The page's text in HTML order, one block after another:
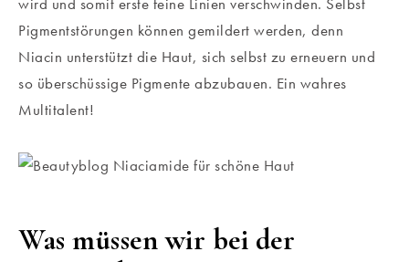
Pigmentstörungen können gemildert werden, denn
Niacin unterstützt die Haut, sich selbst zu erneuern und
so überschüssige Pigmente abzubauen. Ein wahres
Multitalent!
Was müssen wir bei der